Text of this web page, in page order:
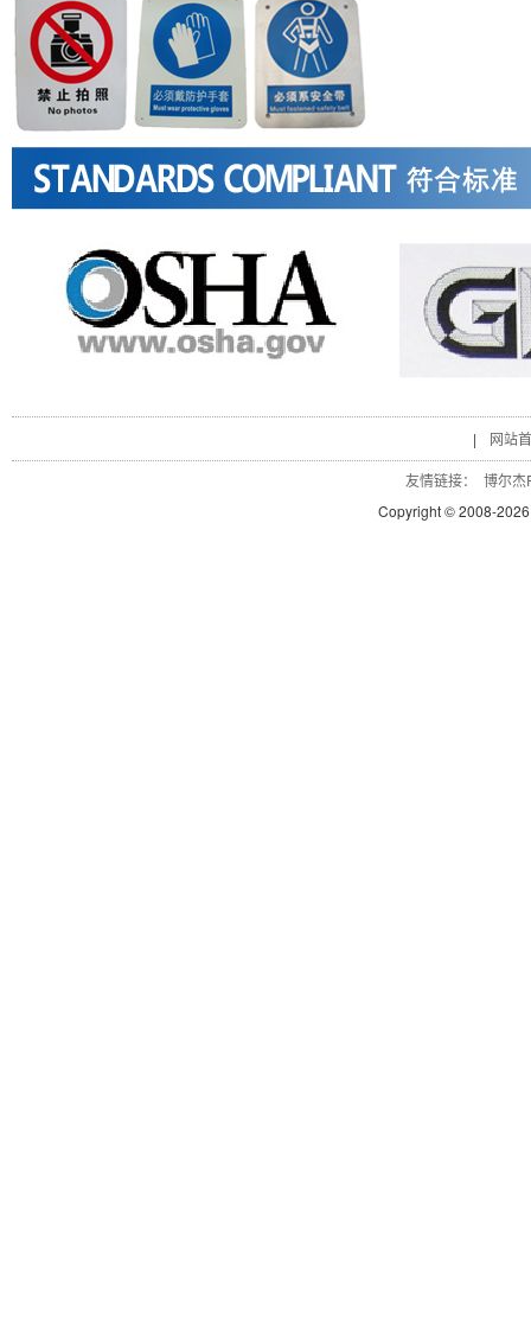
| 网站
友情链接：
博尔杰
Copyright © 2008-2026